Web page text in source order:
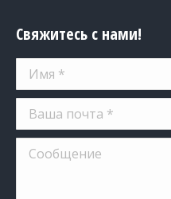
Свяжитесь с нами!
Имя *
Ваша почта *
Сообщение